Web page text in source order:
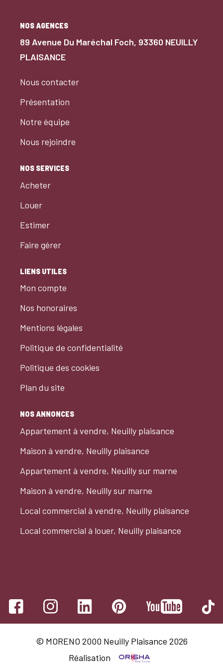
NOS AGENCES
89 Avenue Du Maréchal Foch, 93360 NEUILLY
PLAISANCE
Nous contacter
Présentation
Notre équipe
Nous rejoindre
NOS SERVICES
Acheter
Louer
Estimer
Faire gérer
LIENS UTILES
Mon compte
Nos honoraires
Mentions légales
Politique de confidentialité
Politique des cookies
Plan du site
NOS ANNONCES
Appartement à vendre, Neuilly plaisance
Maison à vendre, Neuilly plaisance
Appartement à vendre, Neuilly sur marne
Maison à vendre, Neuilly sur marne
Local commercial à vendre, Neuilly plaisance
Local commercial à louer, Neuilly plaisance
© MORENO 2000 Neuilly Plaisance 2026
Réalisation